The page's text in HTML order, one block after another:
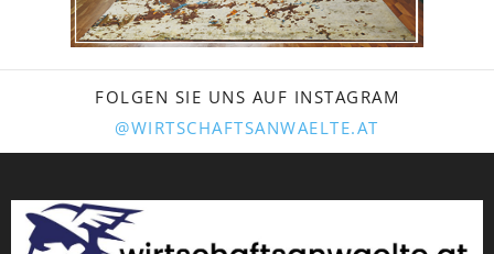
FOLGEN SIE UNS AUF INSTAGRAM
@WIRTSCHAFTSANWAELTE.AT